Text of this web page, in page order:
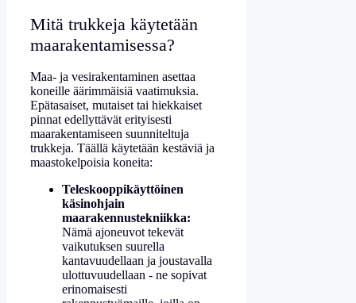
Mitä trukkeja käytetään
maarakentamisessa?
Maa- ja vesirakentaminen asettaa
koneille äärimmäisiä vaatimuksia.
Epätasaiset, mutaiset tai hiekkaiset
pinnat edellyttävät erityisesti
maarakentamiseen suunniteltuja
trukkeja. Täällä käytetään kestäviä ja
maastokelpoisia koneita:
Teleskooppikäyttöinen
käsinohjain
maarakennustekniikka:
Nämä ajoneuvot tekevät
vaikutuksen suurella
kantavuudellaan ja joustavalla
ulottuvuudellaan - ne sopivat
erinomaisesti